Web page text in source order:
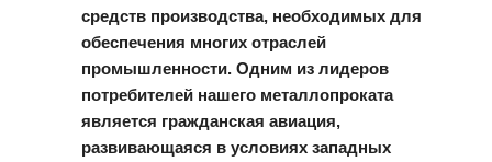
средств производства, необходимых для
обеспечения многих отраслей
промышленности. Одним из лидеров
потребителей нашего металлопроката
является гражданская авиация,
развивающаяся в условиях западных